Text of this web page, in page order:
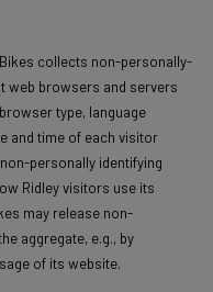
collects non-personally-
web browsers and servers
type, language
and time of each visitor
personally identifying
Ridley visitors use its
may release non-
aggregate, e.g., by
of its website.